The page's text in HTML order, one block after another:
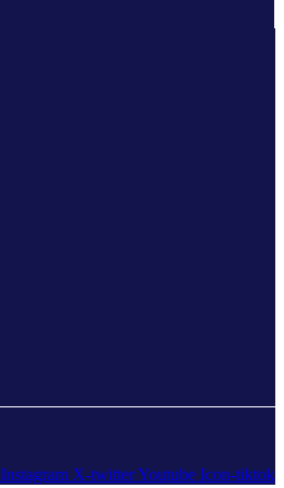
Instagram X-twitterYoutube Icon-tiktok